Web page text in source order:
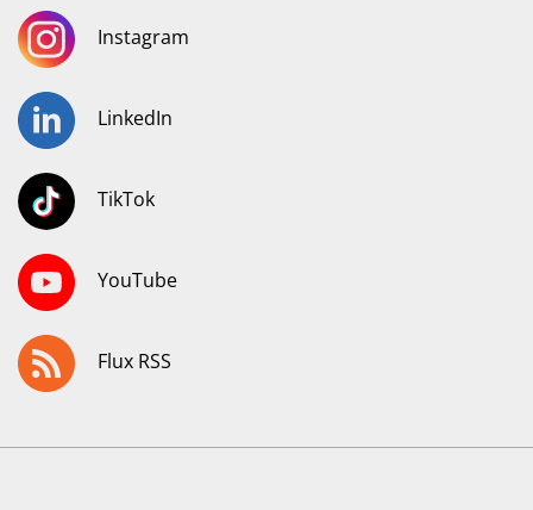
Instagram
LinkedIn
TikTok
YouTube
Flux RSS